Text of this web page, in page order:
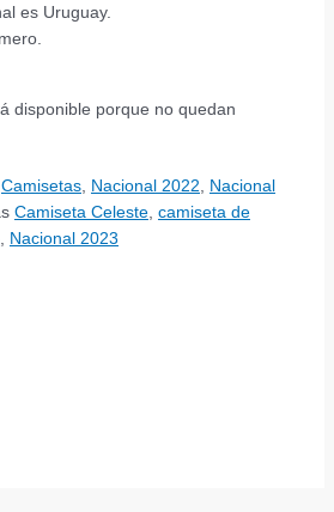
es Uruguay.
disponible porque no quedan
Camisetas, Nacional 2022, Nacional
Camiseta Celeste, camiseta de
, Nacional 2023